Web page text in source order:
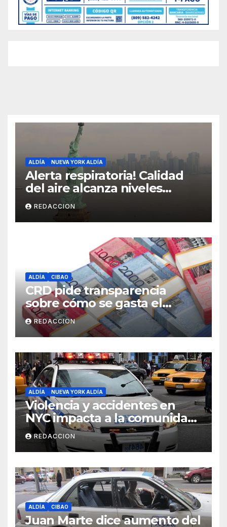
ALDÍA NUEVA YORK ALDÍA
Alerta respiratoria! Calidad
del aire alcanza niveles
peligrosos en NYC
REDACCION
ALDÍA CIBAO
CRD pide transparencia
sobre cómo se gasta el
dinero del Seguro Familiar de
Salud
REDACCION
ALDÍA NUEVA YORK ALDÍA
Violencia y accidentes en
NYC impacta a la comunidad
dominicana
REDACCION
ALDÍA CIBAO
Juan Marte dice aumento del